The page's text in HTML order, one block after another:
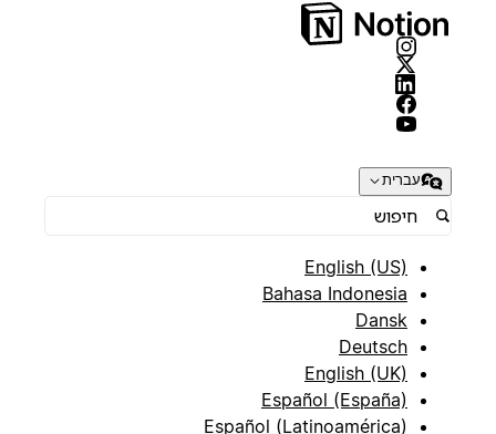
עברית
English (US)
Bahasa Indonesia
Dansk
Deutsch
English (UK)
Español (España)
Español (Latinoamérica)